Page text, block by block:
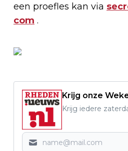
een proefles kan via
com .
Krijg onze
Krijg iedere